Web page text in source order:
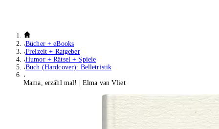
Bücher + eBooks
Freizeit + Ratgeber
Humor + Rätsel + Spiele
Buch (Hardcover): Belletristik
Mama, erzähl mal! | Elma van Vliet